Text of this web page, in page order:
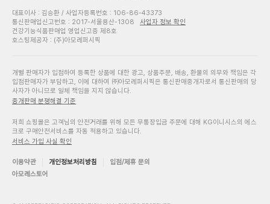
대표이사 : 김승환 / 사업자등록번호 : 106-86-43373
통신판매업신고번호 : 2017-서울용산-1308
사업자 정보 확인
건강기능식품판매업 영업신고증 제8호
호스팅제공자 : (주)아모레퍼시픽
개별 판매자가 입점하여 등록한 상품에 대한 광고, 상품주문, 배송, 환불의 의무와 책임은 각
입점판매자가 부담하고, 이에 대하여 ㈜아모레퍼시픽은 통신판매중개자로서 통신판매의 당
사자가 아니므로 일체 책임을 지지 않습니다.
중개판매 분쟁해결 기준
저희 쇼핑몰은 고객님의 안전거래를 위해 모든 무통장입금 주문에 대해 KG이니시스의 에스
크로 구매안전서비스를 자동 적용하고 있습니다.
서비스 가입 사실 확인
이용약관 개인정보처리방침
입점/제휴 문의
아모레스토어